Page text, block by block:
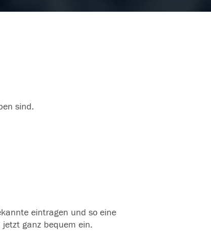
sind.
eintragen und so eine
ganz bequem ein.